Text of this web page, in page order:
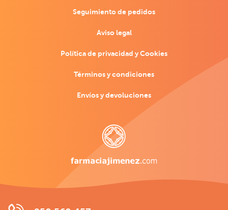
Seguimiento de pedidos
Aviso legal
Política de privacidad y Cookies
Términos y condiciones
Envíos y devoluciones